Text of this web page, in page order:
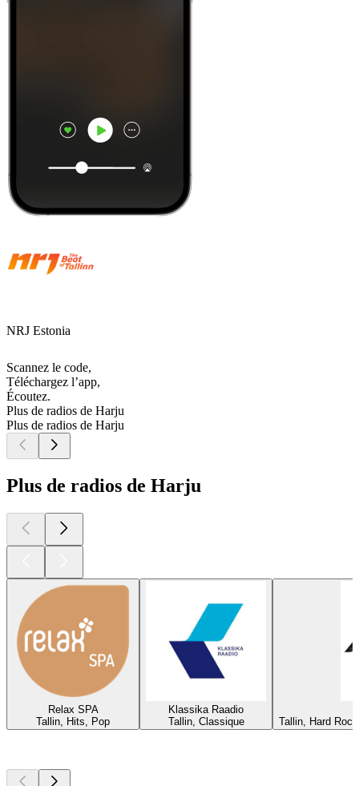
NRJ Estonia
Scannez le code,
Téléchargez l’app,
Écoutez.
Plus de radios de Harju
Plus de radios de Harju
Plus de radios de Harju
Relax SPA
Tallin, Hits, Pop
Klassika Raadio
Tallin, Classique
Tallin, Hard